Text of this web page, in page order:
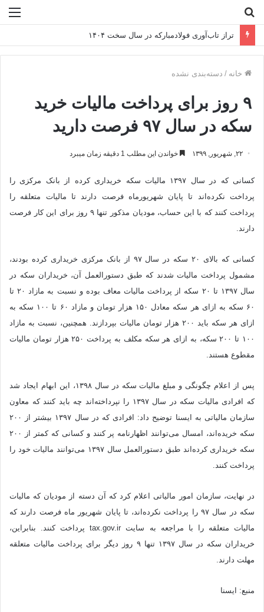
برای
خانه / دسته‌بندی نشده
۹ روز برای پرداخت مالیات خرید
سکه در سال ۹۷ فرصت دارید
۲۲, شهریور, ۱۳۹۹ خواندن این مطلب 1 دقیقه زمان میبرد
کسانی که در سال ۱۳۹۷ مالیات سکه خریداری کرده از بانک مرکزی را
پرداخت نکرده‌اند تا پایان شهریورماه فرصت دارند تا مالیات متعلقه را
پرداخت کنند که با این حساب، مودیان مذکور تنها ۹ روز برای این کار فرصت
دارند.
کسانی که بالای ۲۰ سکه در سال ۹۷ از بانک مرکزی خریداری کرده بودند،
مشمول پرداخت مالیات شدند که طبق دستورالعمل آن، خریداران سکه در
سال ۱۳۹۷ تا ۲۰ سکه از پرداخت مالیات معاف بوده و نسبت به مازاد ۲۰ تا
۶۰ سکه به ازای هر سکه معادل ۱۵۰ هزار تومان و مازاد ۶۰ تا ۱۰۰ سکه به
ازای هر سکه باید ۲۰۰ هزار تومان مالیات بپردازند. همچنین، نسبت به مازاد
۱۰۰ تا ۲۰۰ سکه، به ازای هر سکه مکلف به پرداخت ۲۵۰ هزار تومان مالیات
مقطوع هستند.
پس از اعلام چگونگی و مبلغ مالیات سکه در سال ۱۳۹۸، این ابهام ایجاد شد
که افرادی مالیات سکه در سال ۱۳۹۷ را نپرداخته‌اند چه باید کنند که معاون
سازمان مالیاتی به ایسنا توضیح داد: افرادی که در سال ۱۳۹۷ بیشتر از ۲۰۰
سکه خریده‌اند، امسال می‌توانند اظهارنامه پر کنند و کسانی که کمتر از ۲۰۰
سکه خریداری کرده‌اند طبق دستورالعمل سال ۱۳۹۷ می‌توانند مالیات خود را
پرداخت کنند.
در نهایت، سازمان امور مالیاتی اعلام کرد که آن دسته از مودیان که مالیات
سکه در سال ۹۷ را پرداخت نکرده‌اند، تا پایان شهریور ماه فرصت دارند که
مالیات متعلقه را با مراجعه به سایت tax.gov.ir پرداخت کنند. بنابراین،
خریداران سکه در سال ۱۳۹۷ تنها ۹ روز دیگر برای پرداخت مالیات متعلقه
مهلت دارند.
منبع: ایسنا